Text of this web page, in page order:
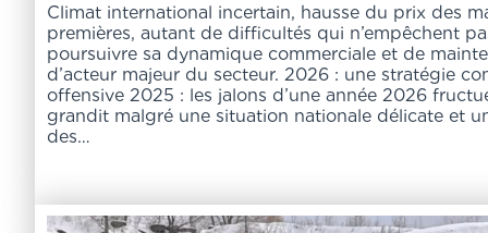
Climat international incertain, hausse du prix des
premières, autant de difficultés qui n’empêchent
poursuivre sa dynamique commerciale et de
d’acteur majeur du secteur. 2026 : une stratégie
offensive 2025 : les jalons d’une année 2026
grandit malgré une situation nationale délicate et
des…